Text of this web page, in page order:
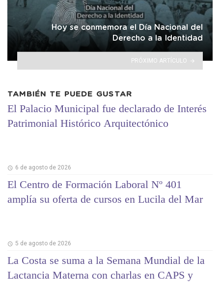
Hoy se conmemora el Día Nacional del
Derecho a la Identidad
PRÓXIMO ARTÍCULO
TAMBIÉN TE PUEDE GUSTAR
El Palacio Municipal fue declarado de Interés
Patrimonial Histórico Arquitectónico
6 de agosto de 2026
El Centro de Formación Laboral Nº 401
amplía su oferta de cursos en Lucila del Mar
5 de agosto de 2026
La Costa se suma a la Semana Mundial de la
Lactancia Materna con charlas en CAPS y